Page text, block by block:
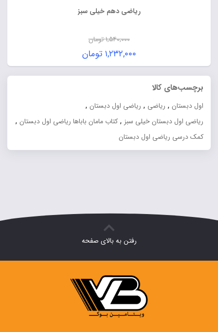
ریاضی دهم خیلی سبز
۱,۵۴۰,۰۰۰تومان
قیمت
اصلی:
۱,۵۴۰,۰۰۰ تومان
۱,۲۳۲,۰۰۰ تومان
قیمت
فعلی:
برچسب‌های کالا
اول دبستان , ریاضی , ریاضی اول دبستان ,
ریاضی اول دبستان خیلی سبز , کتاب مامان باباها ریاضی اول دبستان ,
کمک درسی ریاضی اول دبستان
رفتن به بالای صفحه